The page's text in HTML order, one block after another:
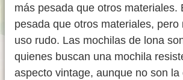
más pesada que otros materiales.
pesada que otros materiales, pero
uso rudo. Las mochilas de lona
quienes buscan una mochila
aspecto vintage, aunque no son la